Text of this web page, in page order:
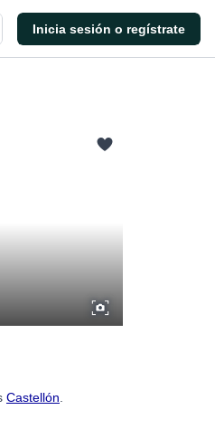
Inicia sesión o regístrate
Castellón